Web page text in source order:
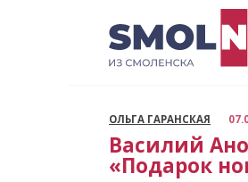
ОЛЬГА ГАРАНСКАЯ
Василий
«Подарок